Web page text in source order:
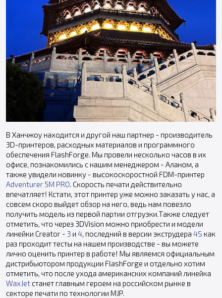
В Ханчжоу находится и другой наш партнер - производитель
3D-принтеров, расходных материалов и программного
обеспечения FlashForge. Мы провели несколько часов в их
офисе, познакомились с нашим менеджером - Аланом, а
также увидели новинку - высокоскоростной FDM-принтер
Adventurer 5M PRO. Скорость печати действительно
впечатляет! Кстати, этот принтер уже можно заказать у нас, а
совсем скоро выйдет обзор на него, ведь нам повезло
получить модель из первой партии отгрузки.Также следует
отметить, что через 3DVision можно приобрести и модели
линейки Creator - 3 и 4, последний в версии экструдера 4S как
раз проходит тесты на нашем производстве - вы можете
лично оценить принтер в работе! Мы являемся официальным
дистрибьютором продукции FlashForge и отдельно хотим
отметить, что после ухода американских компаний линейка
WaxJet станет главным героем на российском рынке в
секторе печати по технологии MJP.